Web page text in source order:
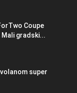
Coupe
gradski...
super